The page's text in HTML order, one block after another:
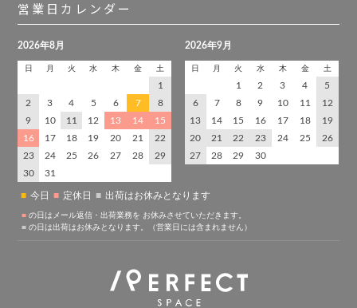
営業日カレンダー